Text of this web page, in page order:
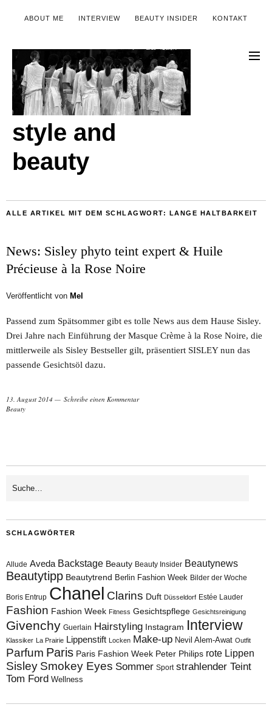
ABOUT ME INTERVIEW BEAUTY INSIDER KONTAKT
style and
beauty
ALLE ARTIKEL MIT DEM SCHLAGWORT: LANGE HALTBARKEIT
News: Sisley phyto teint expert & Huile
Précieuse à la Rose Noire
Veröffentlicht von Mel
Passend zum Spätsommer gibt es tolle News aus dem Hause Sisley.
Drei Jahre nach Einführung der Masque Crème à la Rose Noire, die
mittlerweile als Sisley Bestseller gilt, präsentiert SISLEY nun das
passende Gesichtsöl dazu.
13. August 2014
Schreibe einen Kommentar
Beauty
SCHLAGWÖRTER
Allude Aveda Backstage Beauty Beauty Insider Beautynews
Beautytipp Beautytrend Berlin Fashion Week Bilder der Woche
Boris Entrup Chanel Clarins Duft Düsseldorf Estée Lauder
Fashion Fashion Week Fitness Gesichtspflege Gesichtsreinigung
Givenchy Guerlain Hairstyling Instagram Interview
Klassiker La Prairie Lippenstift Locken Make-up Nevil Alem-Awat Outfit
Parfum Paris Paris Fashion Week Peter Philips rote Lippen
Sisley Smokey Eyes Sommer Sport strahlender Teint
Tom Ford Wellness